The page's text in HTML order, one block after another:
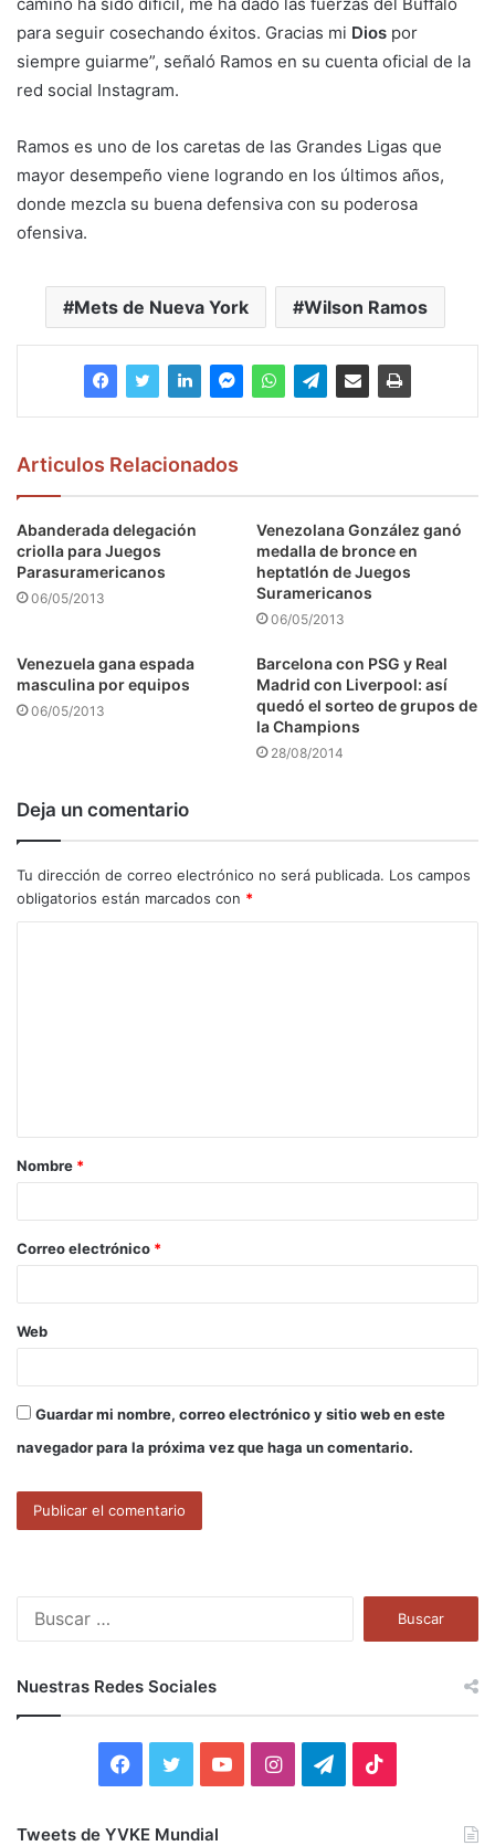
para seguir cosechando éxitos. Gracias mi Dios por
siempre guiarme”, señaló Ramos en su cuenta oficial de la
red social Instagram.
Ramos es uno de los caretas de las Grandes Ligas que
mayor desempeño viene logrando en los últimos años,
donde mezcla su buena defensiva con su poderosa
ofensiva.
Mets de Nueva York Wilson Ramos
Articulos Relacionados
Abanderada delegación
criolla para Juegos
Parasuramericanos
06/05/2013
Venezolana González ganó
medalla de bronce en
heptatlón de Juegos
Suramericanos
06/05/2013
Venezuela gana espada
masculina por equipos
06/05/2013
Barcelona con PSG y Real
Madrid con Liverpool: así
quedó el sorteo de grupos de
la Champions
28/08/2014
Deja un comentario
Tu dirección de correo electrónico no será publicada. Los campos
obligatorios están marcados con *
a
r
*
Nombre *
Correo electrónico *
Web
Guardar mi nombre, correo electrónico y sitio web en este
navegador para la próxima vez que haga un comentario.
:
Nuestras Redes Sociales
I
Tweets de YVKE Mundial